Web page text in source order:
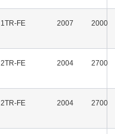
1TR-FE 2007 2000
2TR-FE 2004 2700
2TR-FE 2004 2700